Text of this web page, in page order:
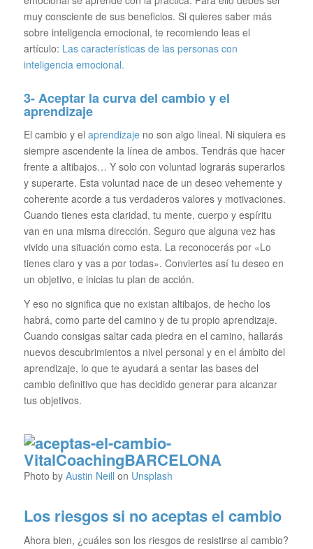
muy consciente de sus beneficios. Si quieres saber más
sobre inteligencia emocional, te recomiendo leas el
artículo: Las características de las personas con
inteligencia emocional.
3- Aceptar la curva del cambio y el
aprendizaje
El cambio y el aprendizajeno son algo lineal. Ni siquiera es
siempre ascendente la línea de ambos. Tendrás que hacer
frente a altibajos… Y solo con voluntad lograrás superarlos
y superarte. Esta voluntad nace de un deseo vehemente y
coherente acorde a tus verdaderos valores y motivaciones.
Cuando tienes esta claridad, tu mente, cuerpo y espíritu
van en una misma dirección. Seguro que alguna vez has
vivido una situación como esta. La reconocerás por «Lo
tienes claro y vas a por todas». Conviertes así tu deseo en
un objetivo, e inicias tu plan de acción.
Y eso no significa que no existan altibajos, de hecho los
habrá, como parte del camino y de tu propio aprendizaje.
Cuando consigas saltar cada piedra en el camino, hallarás
nuevos descubrimientos a nivel personal y en el ámbito del
aprendizaje, lo que te ayudará a sentar las bases del
cambio definitivo que has decidido generar para alcanzar
tus objetivos.
Photo by Austin Neill on Unsplash
Los riesgos si no aceptas el cambio
Ahora bien, ¿cuáles son los riesgos de resistirse al cambio?